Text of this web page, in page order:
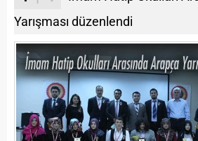
Yarışması düzenlendi